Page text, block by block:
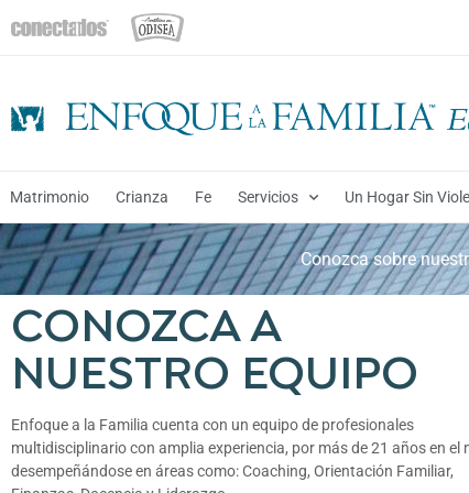
Matrimonio Crianza Fe Servicios Un Hogar Sin
Conozca sobre
CONOZCA A
NUESTRO EQUIPO
Enfoque a la Familia cuenta con un equipo de profesionales
multidisciplinario con amplia experiencia, por más de 21 años en el
desempeñándose en áreas como: Coaching, Orientación Familiar,